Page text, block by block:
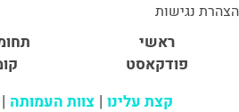
הצהרת נגישות
ראשי
פודקאסט
קצת עלינו צוות העמותה